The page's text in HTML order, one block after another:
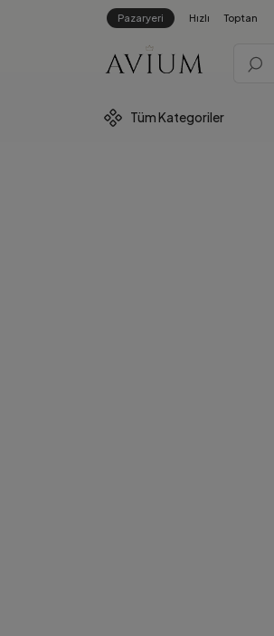
Pazaryeri Hızlı Toptan
TümKategoriler